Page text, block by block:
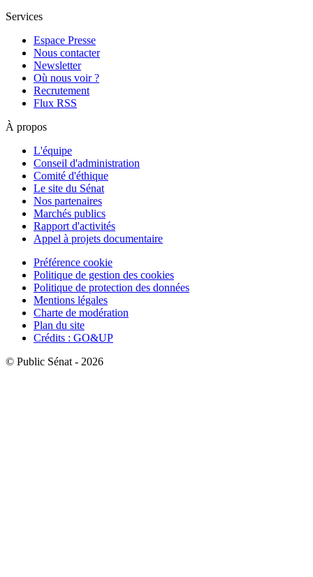
Services
Espace Presse
Nous contacter
Newsletter
Où nous voir ?
Recrutement
Flux RSS
À propos
L'équipe
Conseil d'administration
Comité d'éthique
Le site du Sénat
Nos partenaires
Marchés publics
Rapport d'activités
Appel à projets documentaire
Préférence cookie
Politique de gestion des cookies
Politique de protection des données
Mentions légales
Charte de modération
Plan du site
Crédits : GO&UP
© Public Sénat - 2026